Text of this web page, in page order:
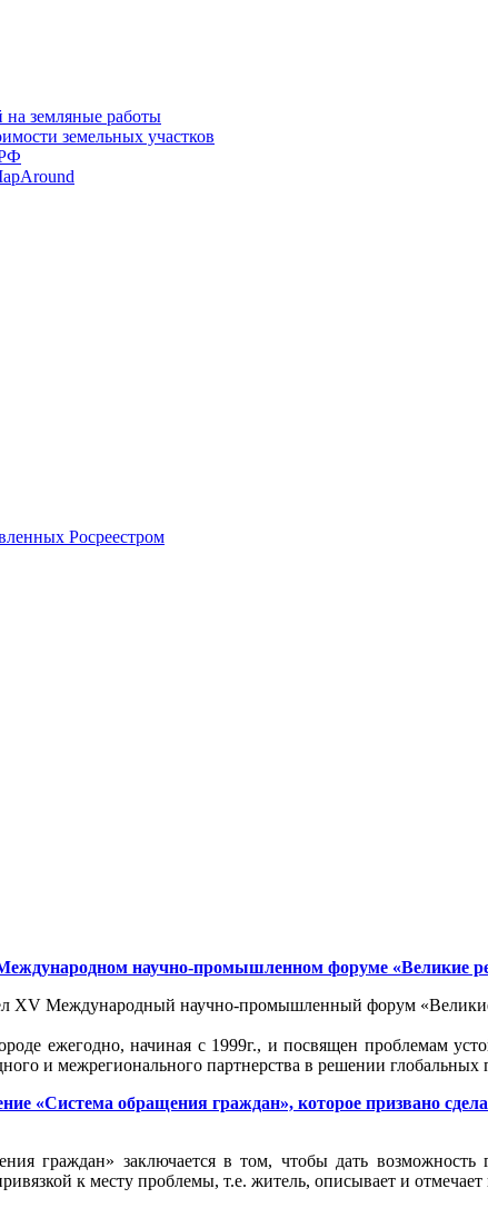
на земляные работы
земельных участков
Росреестром
научно-промышленном форуме «Великие
XV Международный научно-промышленный форум
ежегодно, начиная с 1999г., и посвящен проблемам
и межрегионального партнерства в решении
«Система обращения граждан», которое призвано
граждан» заключается в том, чтобы дать
к месту проблемы, т.е. житель, описывает и